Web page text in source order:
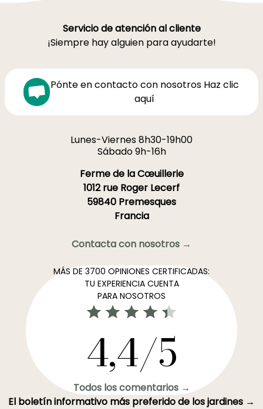
Servicio de atención al cliente
¡Siempre hay alguien para ayudarte!
Pónte en contacto con nosotros Haz clic
aquí
Lunes-Viernes 8h30-19h00
Sábado 9h-16h
Ferme de la Cœuillerie
1012 rue Roger Lecerf
59840 Premesques
Francia
Contacta con nosotros →
MÁS DE 3700 OPINIONES CERTIFICADAS:
TU EXPERIENCIA CUENTA
PARA NOSOTROS
4,4/5
Todos los comentarios →
El boletín informativo más preferido de los jardines →